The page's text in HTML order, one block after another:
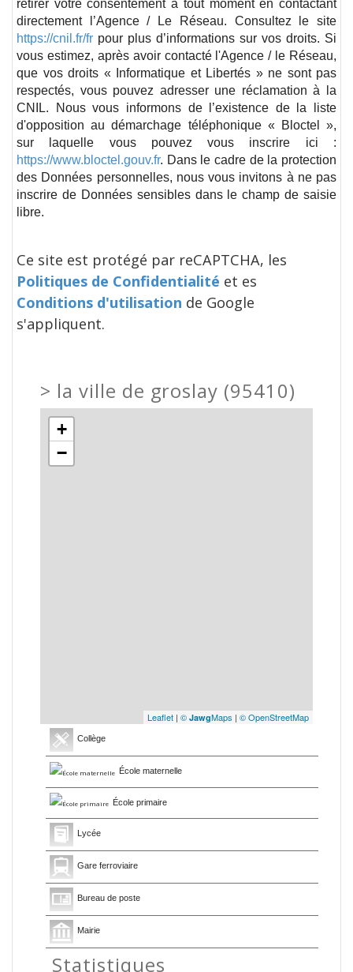
retirer votre consentement à tout moment en contactant
directement l’Agence / Le Réseau. Consultez le site
https://cnil.fr/fr pour plus d’informations sur vos droits. Si
vous estimez, après avoir contacté l'Agence / le Réseau,
que vos droits « Informatique et Libertés » ne sont pas
respectés, vous pouvez adresser une réclamation à la
CNIL. Nous vous informons de l’existence de la liste
d'opposition au démarchage téléphonique « Bloctel »,
sur laquelle vous pouvez vous inscrire ici :
https://www.bloctel.gouv.fr. Dans le cadre de la protection
des Données personnelles, nous vous invitons à ne pas
inscrire de Données sensibles dans le champ de saisie
libre.
Ce site est protégé par reCAPTCHA, les
Politiques de Confidentialité et es
Conditions d'utilisation de Google
s'appliquent.
> la ville de groslay (95410)
+
−
Leaflet | © JawgMaps | © OpenStreetMap
Collège
École maternelle
École primaire
Lycée
Gare ferroviaire
Bureau de poste
Mairie
Statistiques